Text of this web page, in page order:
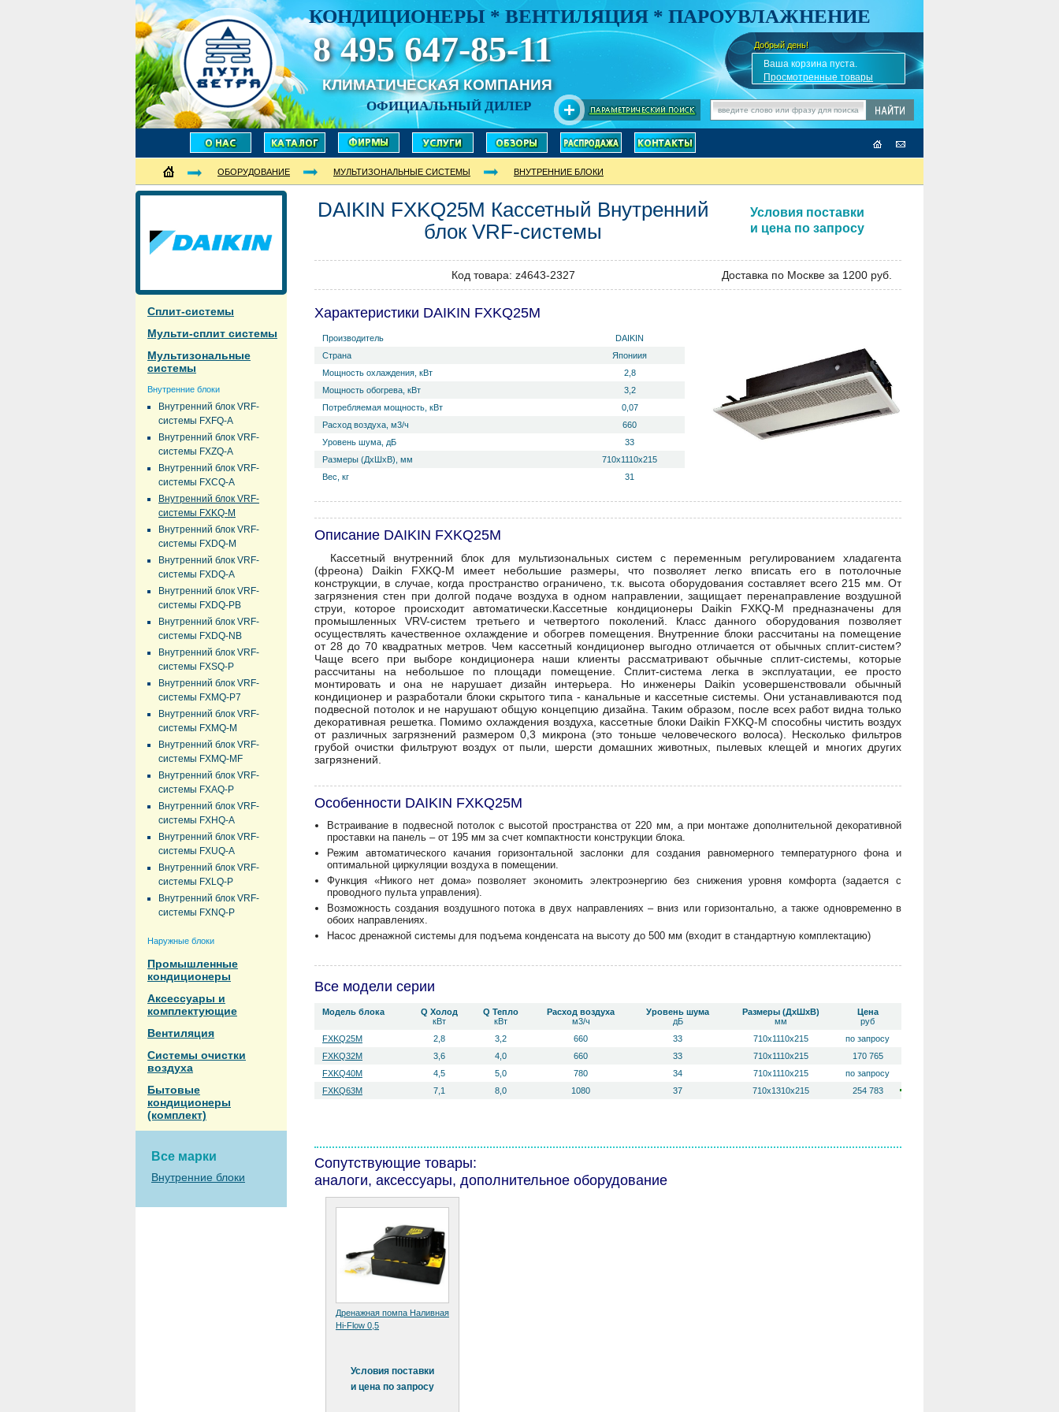
КОНДИЦИОНЕРЫ * ВЕНТИЛЯЦИЯ * ПАРОУВЛАЖНЕНИЕ
8 495 647-85-11
КЛИМАТИЧЕСКАЯ КОМПАНИЯ
ОФИЦИАЛЬНЫЙ ДИЛЕР
Добрый день!
✎Ваша корзина пуста.
Просмотренные товары
ОБОРУДОВАНИЕ МУЛЬТИЗОНАЛЬНЫЕ СИСТЕМЫ ВНУТРЕННИЕ БЛОКИ
Сплит-системы
Мульти-сплит системы
Мультизональные
системы
Внутренние блоки
Внутренний блок VRF-
системы FXFQ-A
Внутренний блок VRF-
системы FXZQ-A
Внутренний блок VRF-
системы FXCQ-A
Внутренний блок VRF-
системы FXKQ-M
Внутренний блок VRF-
системы FXDQ-M
Внутренний блок VRF-
системы FXDQ-A
Внутренний блок VRF-
системы FXDQ-PB
Внутренний блок VRF-
системы FXDQ-NB
Внутренний блок VRF-
системы FXSQ-P
Внутренний блок VRF-
системы FXMQ-P7
Внутренний блок VRF-
системы FXMQ-M
Внутренний блок VRF-
системы FXMQ-MF
Внутренний блок VRF-
системы FXAQ-P
Внутренний блок VRF-
системы FXHQ-A
Внутренний блок VRF-
системы FXUQ-A
Внутренний блок VRF-
системы FXLQ-P
Внутренний блок VRF-
системы FXNQ-P
Наружные блоки
Промышленные
кондиционеры
Аксессуары и
комплектующие
Вентиляция
Системы очистки
воздуха
Бытовые
кондиционеры
(комплект)
Все марки
Внутренние блоки
DAIKIN FXKQ25M Кассетный Внутренний
блок VRF-системы
Условия поставки
и цена по запросу
Код товара: z4643-2327 Доставка по Москве за 1200 руб.
Характеристики DAIKIN FXKQ25M
Производитель
DAIKIN
Страна
Япониия
Мощность охлаждения, кВт
2,8
Мощность обогрева, кВт
3,2
Потребляемая мощность, кВт
0,07
Расход воздуха, м3/ч
660
Уровень ш­ума, дБ
33
Размеры (ДхШхВ), мм
710х1110х215
Вес, кг
31
Описание DAIKIN FXKQ25M
Кассетный внутренний блок для мультизональных систем с переменным регулированием хладагента
(фреона) Daikin FXKQ-M имеет небольшие размеры, что позволяет легко вписать его в потолочные
конструкции, в случае, когда пространство ограничено, т.к. высота оборудования составляет всего 215 мм. От
загрязнения стен при долгой подаче воздуха в одном направлении, защищает перенаправление воздушной
струи, которое происходит автоматически.Кассетные кондиционеры Daikin FXKQ-M предназначены для
промышленных VRV-систем третьего и четвертого поколений. Класс данного оборудования позволяет
осуществлять качественное охлаждение и обогрев помещения. Внутренние блоки рассчитаны на помещение
от 28 до 70 квадратных метров. Чем кассетный кондиционер выгодно отличается от обычных сплит-систем?
Чаще всего при выборе кондиционера наши клиенты рассматривают обычные сплит-системы, которые
рассчитаны на небольшое по площади помещение. Сплит-система легка в эксплуатации, ее просто
монтировать и она не нарушает дизайн интерьера. Но инженеры Daikin усовершенствовали обычный
кондиционер и разработали блоки скрытого типа - канальные и кассетные системы. Они устанавливаются под
подвесной потолок и не нарушают общую концепцию дизайна. Таким образом, после всех работ видна только
декоративная решетка. Помимо охлаждения воздуха, кассетные блоки Daikin FXKQ-M способны чистить воздух
от различных загрязнений размером 0,3 микрона (это тоньше человеческого волоса). Несколько фильтров
грубой очистки фильтруют воздух от пыли, шерсти домашних животных, пылевых клещей и многих других
загрязнений.
Особенности DAIKIN FXKQ25M
Встраивание в подвесной потолок с высотой пространства от 220 мм, а при монтаже дополнительной декоративной
проставки на панель – от 195 мм за счет компактности конструкции блока.
Режим автоматического качания горизонтальной заслонки для создания равномерного температурного фона и
оптимальной циркуляции воздуха в помещении.
Функция «Никого нет дома» позволяет экономить электроэнергию без снижения уровня комфорта (задается с
проводного пульта управления).
Возможность создания воздушного потока в двух направлениях – вниз или горизонтально, а также одновременно в
обоих направлениях.
Насос дренажной системы для подъема конденсата на высоту до 500 мм (входит в стандартную комплектацию)
Все модели серии
Модель блока
Q Холод
кВт
Q Тепло
кВт
Расход воздуха
м3/ч
Уровень ш­ума
дБ
Размеры (ДхШхВ)
мм
Цена
руб
FXKQ25M
2,8 3,2 660 33 710х1110х215
по запросу
FXKQ32M
3,6 4,0 660 33 710х1110х215
170 765
FXKQ40M
4,5 5,0 780 34 710х1110х215
по запросу
FXKQ63M
7,1 8,0 1080 37 710х1310х215 254 783
Сопутствующие товары:
аналоги, аксессуары, дополнительное оборудование
Дренажная помпа Наливная
Hi-Flow 0,5
Условия поставки
и цена по запросу